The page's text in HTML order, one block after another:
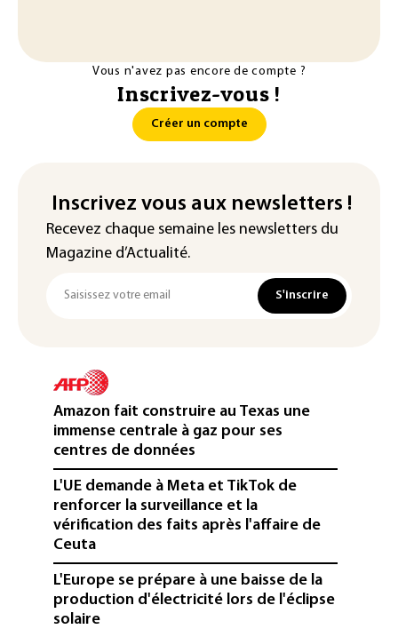
Vous n'avez pas encore de compte ?
Inscrivez-vous !
Créer un compte
Inscrivez vous aux newsletters !
Recevez chaque semaine les newsletters du
Magazine d’Actualité.
S'inscrire
Amazon fait construire au Texas une
immense centrale à gaz pour ses
centres de données
L'UE demande à Meta et TikTok de
renforcer la surveillance et la
vérification des faits après l'affaire de
Ceuta
L'Europe se prépare à une baisse de la
production d'électricité lors de l'éclipse
solaire